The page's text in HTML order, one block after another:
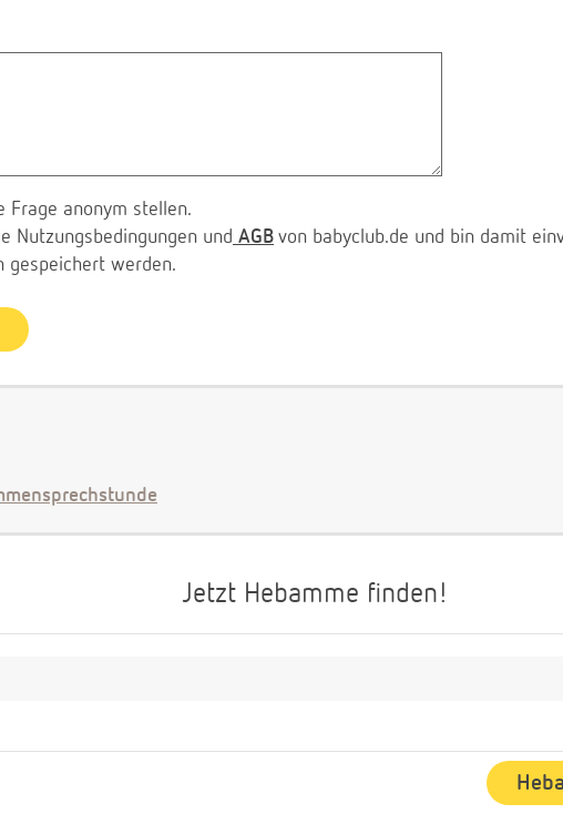
Frage anonym stellen.
Nutzungsbedingungen und AGB von babyclub.de und bin damit
gespeichert werden.
Jetzt Hebamme finden!